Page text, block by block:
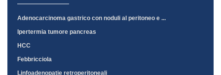
Adenocarcinoma gastrico con noduli al peritoneo e ...
Ipertermia tumore pancreas
HCC
Febbricciola
Linfoadenopatie retroperitoneali